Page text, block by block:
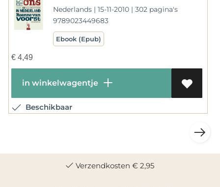
Nederlands | 15-11-2010 | 302 pagina's
9789023449683
Ebook (Epub)
€4,49
in winkelwagentje
Beschikbaar
Verzendkosten € 2,95